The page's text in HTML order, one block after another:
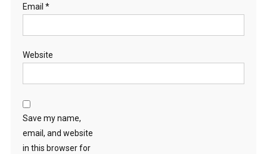
Email *
Website
Save my name,
email, and website
in this browser for